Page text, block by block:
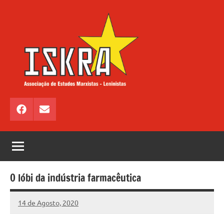
conteúdo
ISKRA
de
Estudos
Marxistas
–
Facebook
Email
O lóbi da indústria farmacêutica
14 de Agosto, 2020
Miguel